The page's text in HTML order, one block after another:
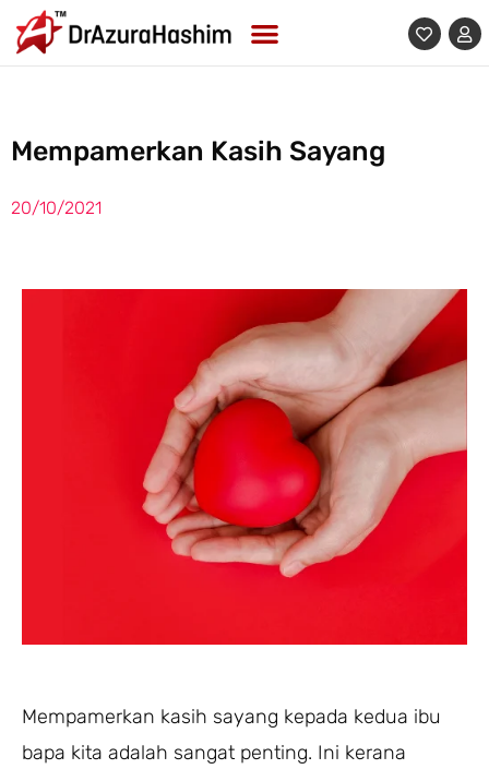
content
Mempamerkan Kasih Sayang
20/10/2021
Mempamerkan kasih sayang kepada kedua ibu
bapa kita adalah sangat penting. Ini kerana